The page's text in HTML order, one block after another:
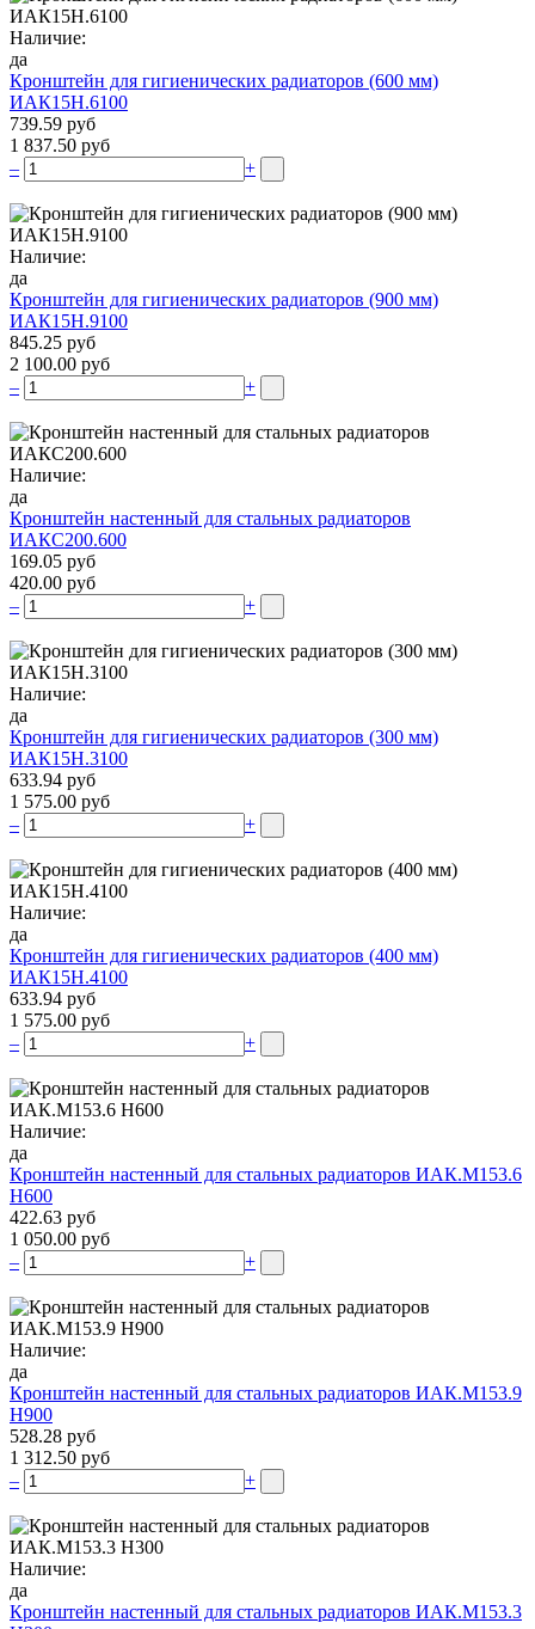
Наличие:
да
Кронштейн для гигиенических радиаторов (600 мм)
ИАК15Н.6100
739.59 руб
1 837.50 руб
–
+
Наличие:
да
Кронштейн для гигиенических радиаторов (900 мм)
ИАК15Н.9100
845.25 руб
2 100.00 руб
–
+
Наличие:
да
Кронштейн настенный для стальных радиаторов
ИАКС200.600
169.05 руб
420.00 руб
–
+
Наличие:
да
Кронштейн для гигиенических радиаторов (300 мм)
ИАК15Н.3100
633.94 руб
1 575.00 руб
–
+
Наличие:
да
Кронштейн для гигиенических радиаторов (400 мм)
ИАК15Н.4100
633.94 руб
1 575.00 руб
–
+
Наличие:
да
Кронштейн настенный для стальных радиаторов ИАК.М153.6
Н600
422.63 руб
1 050.00 руб
–
+
Наличие:
да
Кронштейн настенный для стальных радиаторов ИАК.М153.9
Н900
528.28 руб
1 312.50 руб
–
+
Наличие:
да
Кронштейн настенный для стальных радиаторов ИАК.М153.3